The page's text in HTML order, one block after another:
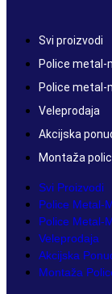
Svi proizvodi
Police metal-
Police metal-
Veleprodaja
Akcijska
Montaža
Svi Proizvodi
Police Metal-
Police Metal-
Veleprodaja
Akcijska
Montaža